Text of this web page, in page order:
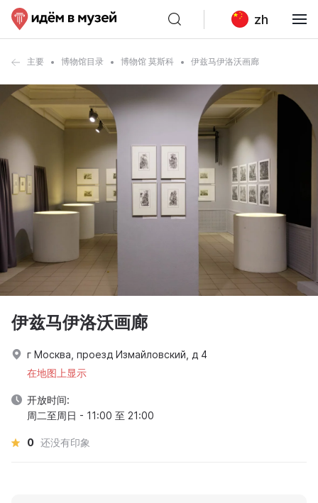
zh
主要 博物馆目录 博物馆 莫斯科 伊兹马伊洛沃画廊
伊兹马伊洛沃画廊
г Москва, проезд Измайловский, д 4
在地图上显示
开放时间:
周二至周日 - 11:00 至 21:00
0 还没有印象